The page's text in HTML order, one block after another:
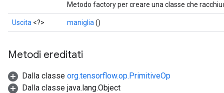
Metodo factory per creare una classe che
Uscita <?> maniglia ()
Metodi ereditati
Dalla classe org.tensorflow.op.PrimitiveOp
Dalla classe java.lang.Object